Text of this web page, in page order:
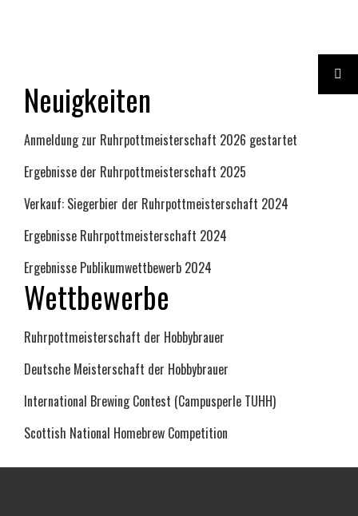
Neuigkeiten
Anmeldung zur Ruhrpottmeisterschaft 2026 gestartet
Ergebnisse der Ruhrpottmeisterschaft 2025
Verkauf: Siegerbier der Ruhrpottmeisterschaft 2024
Ergebnisse Ruhrpottmeisterschaft 2024
Ergebnisse Publikumwettbewerb 2024
Wettbewerbe
Ruhrpottmeisterschaft der Hobbybrauer
Deutsche Meisterschaft der Hobbybrauer
International Brewing Contest (Campusperle TUHH)
Scottish National Homebrew Competition